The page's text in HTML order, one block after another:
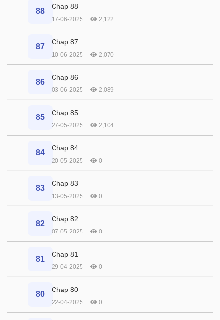
88
Chap 88
17-06-2025 2,122
87
Chap 87
10-06-2025 2,070
86
Chap 86
03-06-2025 2,089
85
Chap 85
27-05-2025 2,104
84
Chap 84
20-05-2025 0
83
Chap 83
13-05-2025 0
82
Chap 82
07-05-2025 0
81
Chap 81
29-04-2025 0
80
Chap 80
22-04-2025 0